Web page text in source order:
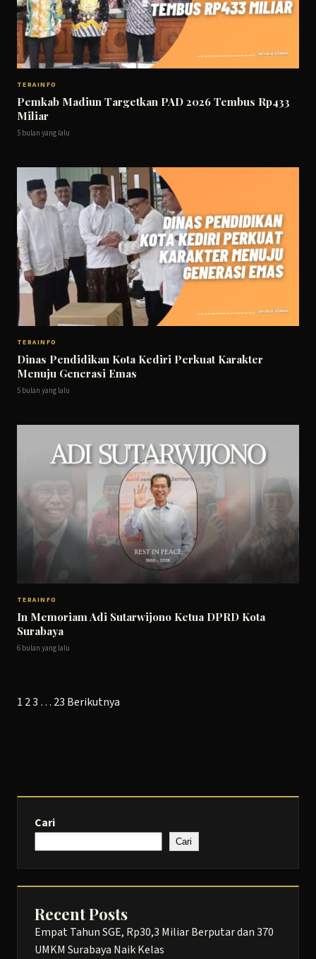
TERAINFO
Pemkab Madiun Targetkan PAD 2026 Tembus Rp433
Miliar
5 bulan yang lalu
TERAINFO
Dinas Pendidikan Kota Kediri Perkuat Karakter
Menuju Generasi Emas
5 bulan yang lalu
TERAINFO
In Memoriam Adi Sutarwijono Ketua DPRD Kota
Surabaya
6 bulan yang lalu
Paginasi
1 23 … 23 Berikutnya
Cari
Cari
Recent Posts
Empat Tahun SGE, Rp30,3 Miliar Berputar dan 370
UMKM Surabaya Naik Kelas